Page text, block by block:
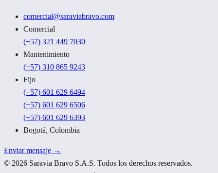
comercial@saraviabravo.com
Comercial
(+57) 321 449 7030
Mantenimiento
(+57) 310 865 9243
Fijo
(+57) 601 629 6494
(+57) 601 629 6506
(+57) 601 629 6393
Bogotá, Colombia
Enviar mensaje →
© 2026 Saravia Bravo S.A.S. Todos los derechos reservados.